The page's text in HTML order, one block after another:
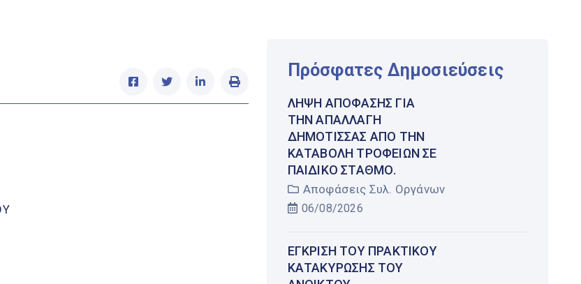
Πρόσφατες Δημοσιεύσεις
ΛΉΨΗ ΑΠΌΦΑΣΗΣ ΓΙΑ
ΤΗΝ ΑΠΑΛΛΑΓΉ
ΔΗΜΌΤΙΣΣΑΣ ΑΠΌ ΤΗΝ
ΚΑΤΑΒΟΛΉ ΤΡΟΦΕΊΩΝ ΣΕ
ΠΑΙΔΙΚΌ ΣΤΑΘΜΌ.
Αποφάσεις Συλ. Οργάνων
06/08/2026
ΈΓΚΡΙΣΗ ΤΟΥ ΠΡΑΚΤΙΚΟΎ
ΚΑΤΑΚΎΡΩΣΗΣ ΤΟΥ